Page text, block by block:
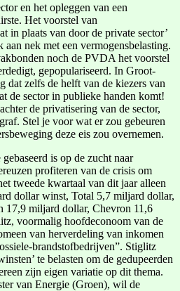
en het opleggen van een
Het voorstel van
in plaats van door de private sector’
aan nek met een vermogensbelasting.
noch de PVDA het voorstel
gepopulariseerd. In Groot-
zelfs de helft van de kiezers van
de sector in publieke handen komt!
de privatisering van de sector,
Stel je voor wat er zou gebeuren
deze eis zou overnemen.
is op de zucht naar
profiteren van de crisis om
tweede kwartaal van dit jaar alleen
dollar winst, Total 5,7 miljard dollar,
miljard dollar, Chevron 11,6
voormalig hoofdeconoom van de
van herverdeling van inkomen
brandstofbedrijven”. Stiglitz
te belasten om de gedupeerden
zijn eigen variatie op dit thema.
van Energie (Groen), wil de